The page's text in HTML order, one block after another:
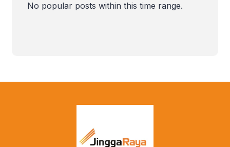
No popular posts within this time range.